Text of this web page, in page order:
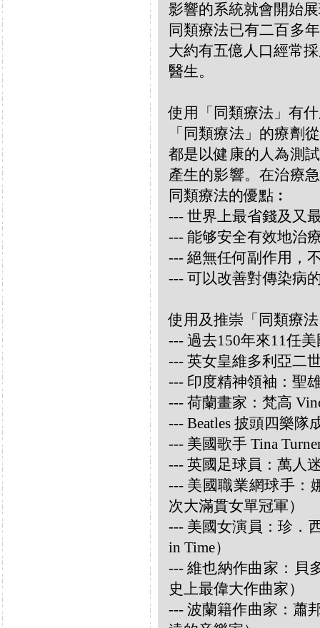
影響的系統就會開始
同類療法已有二百多
大約有五億人口經常
醫生。
使用「同類療法」有
「同類療法」的療劑
都是以健康的人為測
產生的影響。在治療
同類療法的優點︰
--- 世界上最省錢及又
--- 能够安全有效地治
--- 絕無任何副作用，
--- 可以改善對傳染病
使用及推崇「同類療
--- 過去150年來11任
--- 英女皇維多利亞二
--- 印度精神領袖：聖
--- 荷蘭畫家：梵高
--- Beatles 披頭四樂隊
--- 美國歌手 Tina
--- 英國足球員：萬人
--- 美國職業網球手：
次大滿貫女單冠軍）
--- 美國女演員：珍．
in Time）
--- 維也納作曲家：貝
史上最偉大作曲家）
--- 波蘭籍作曲家：蕭